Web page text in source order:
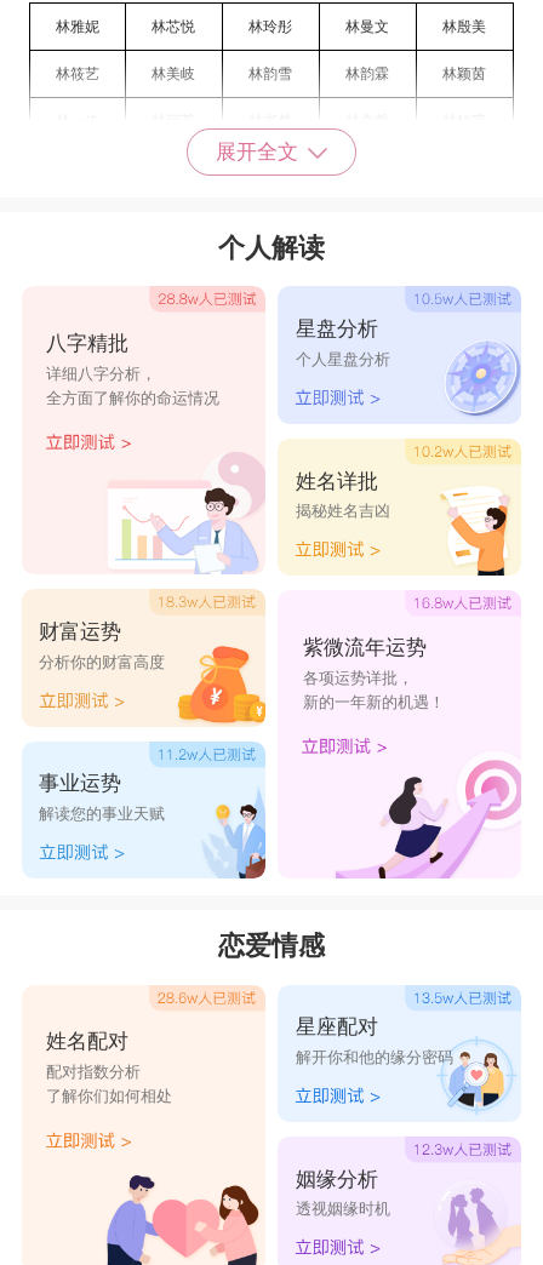
林雅妮 林芯悦 林玲彤 林曼文 林殷美
林筱艺 林美岐 林韵雪 林韵霖 林颖茵
林妤蕾 林婉颖
林书蕾
林慧薇 林春如 林菲娅
林紫露 林琦可
林楠宛 林桑菱 林问淑 林盈芳
林淑萱 林美香
林宛炖 林易珊 林芝晨
林慧宇 林佳佳 林云檀 林兰
展开全文
个人解读
八字精批
详细八字分析，
全方面了解你的命运情况
财富运势
分析你的财富高度
事业运势
解读您的事业天赋
星盘分析
个人星盘分析
姓名详批
揭秘姓名吉凶
紫微流年运势
各项运势详批，
新的一年新的机遇！
恋爱情感
姓名配对
配对指数分析
了解你们如何相处
星座配对
解开你和他的缘分密码
姻缘分析
透视姻缘时机